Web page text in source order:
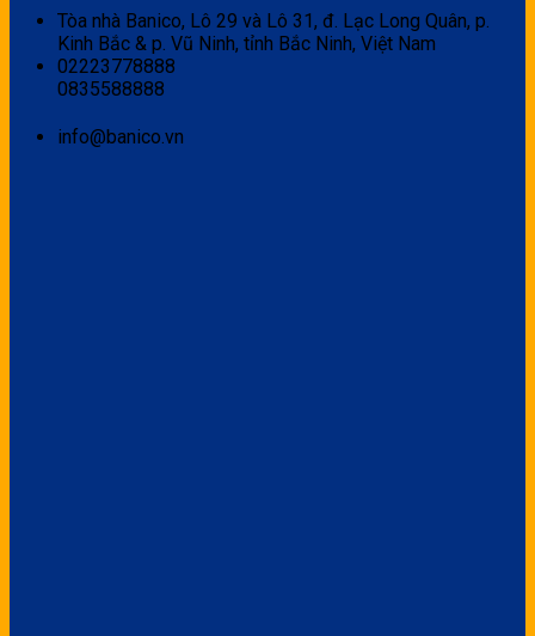
Tòa nhà Banico, Lô 29 và Lô 31, đ. Lạc Long Quân, p.
Kinh Bắc & p. Vũ Ninh, tỉnh Bắc Ninh, Việt Nam
02223778888
0835588888
info@banico.vn